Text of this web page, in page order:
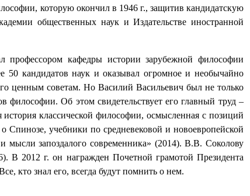
которую окончил в 1946 г., защитив кандидатскую
общественных наук и Издательстве иностранной
кафедры истории зарубежной философии
50 кандидатов наук и оказывал огромное и необычайно
ценным советам. Но Василий Васильевич был не только
Об этом свидетельствует его главный труд –
классической философии, осмысленная с позиций
Спинозе, учебники по средневековой и новоевропейской
мысли запоздалого современника» (2014). В.В. Соколову
В 2012 г. он награжден Почетной грамотой Президента
кто знал его, всегда будут помнить о нем.